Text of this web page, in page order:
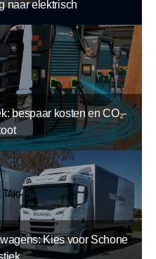
naar elektrisch
bespaar kosten en CO₂-
Kies voor Schone